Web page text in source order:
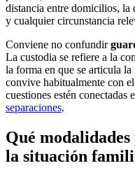
distancia entre domicilios, la
y cualquier circunstancia
Conviene no confundir
La custodia se refiere a la
la forma en que se articula
convive habitualmente con
cuestiones estén conectadas
separaciones.
Qué
la situación